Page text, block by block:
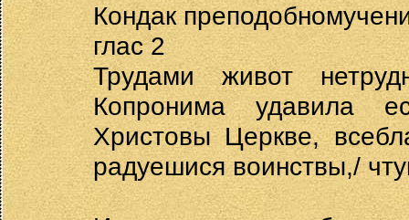
Кондак
глас 2
Трудами живот
Копронима удавила
Христовы Церкве,
радуешися воинствы,/